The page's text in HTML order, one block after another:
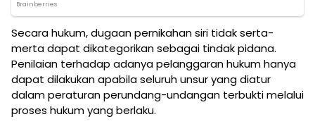
Secara hukum, dugaan pernikahan siri tidak serta-
merta dapat dikategorikan sebagai tindak pidana.
Penilaian terhadap adanya pelanggaran hukum hanya
dapat dilakukan apabila seluruh unsur yang diatur
dalam peraturan perundang-undangan terbukti melalui
proses hukum yang berlaku.